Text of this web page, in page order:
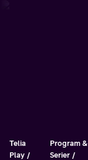
Telia
Play
Program &
Serier